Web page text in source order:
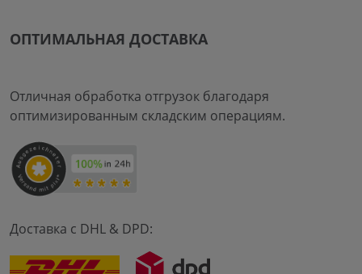
ОПТИМАЛЬНАЯ ДОСТАВКА
Отличная обработка отгрузок благодаря
оптимизированным складским операциям.
Доставка с DHL & DPD: